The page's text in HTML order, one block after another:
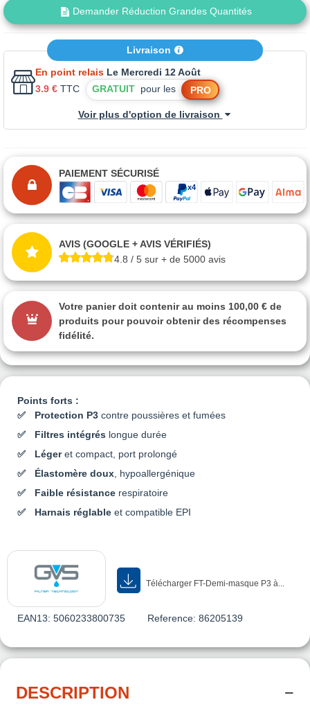
Points forts :
Protection P3 contre poussières et fumées
Filtres intégrés longue durée
Légeret compact, port prolongé
Élastomère doux , hypoallergénique
Faible résistance respiratoire
Harnais réglable et compatible EPI
Télécharger FT-Demi-masque P3 à...
EAN13: 5060233800735 Reference: 86205139
Demander Réduction Grandes Quantités
Livraison
En point relais Le Mercredi 12 Août
3.9 € TTC GRATUIT pour les PRO
Voir plus d'option de livraison
PAIEMENT SÉCURISÉ
AVIS (GOOGLE + AVIS VÉRIFIÉS)
4.8 / 5 sur + de 5000 avis
Votre panier doit contenir au moins 100,00 € de
produits pour pouvoir obtenir des récompenses
fidélité.
DESCRIPTION